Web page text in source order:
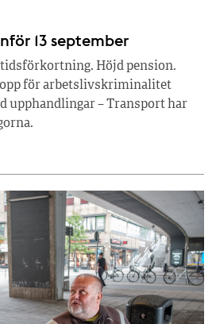
13 september
Höjd pension.
för arbetslivskriminalitet
upphandlingar – Transport har